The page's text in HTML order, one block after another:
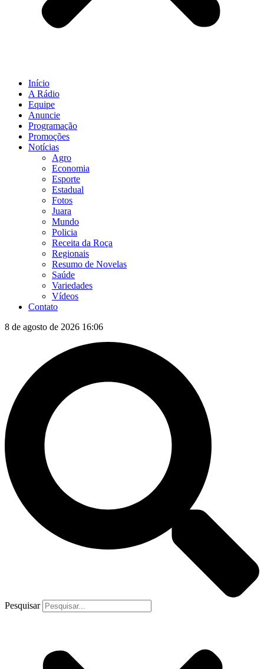
Início
A Rádio
Equipe
Anuncie
Programação
Promoções
Notícias
Agro
Economia
Esporte
Estadual
Fotos
Juara
Mundo
Policia
Receita da Roça
Regionais
Resumo de Novelas
Saúde
Variedades
Vídeos
Contato
8 de agosto de 2026 16:06
Pesquisar